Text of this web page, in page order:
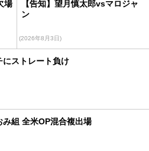
場
【告知】望月慎太郎vsマロジャ
ン
(2026年8月3日)
にストレート負け
み組 全米OP混合複出場